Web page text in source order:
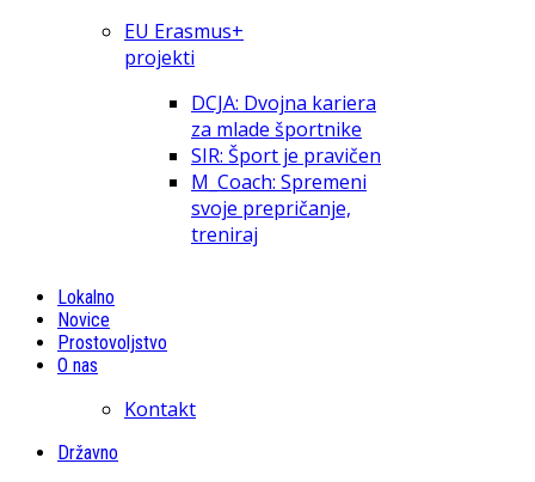
EU Erasmus+
projekti
DCJA: Dvojna kariera
za mlade športnike
SIR: Šport je pravičen
M_Coach: Spremeni
svoje prepričanje,
treniraj
Lokalno
Novice
Prostovoljstvo
O nas
Kontakt
Državno